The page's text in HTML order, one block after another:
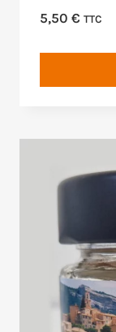
5,50 € TTC